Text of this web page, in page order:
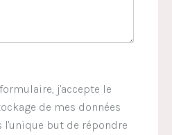
j'accepte le
de mes données
l'unique but de répondre